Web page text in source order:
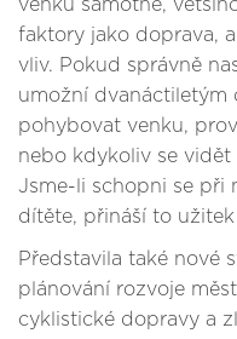
venku samotné,
faktory jako doprava,
vliv. Pokud správně
umožní dvanáctiletým
pohybovat venku,
nebo kdykoliv se vidět
Jsme-li schopni se při
dítěte, přináší to užitek
Představila také nové
plánování rozvoje
cyklistické dopravy a